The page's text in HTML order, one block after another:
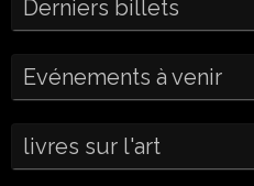
Derniers billets
Evénements à venir
livres sur l'art